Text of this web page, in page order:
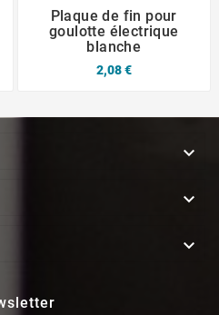
Plaque de fin pour
goulotte électrique
blanche
2,08 €


